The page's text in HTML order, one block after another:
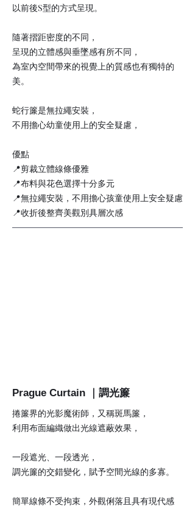
以前後S型的方式呈現。
隨著摺距密度的不同，
呈現的立體感與垂墜感有所不同，
為室內空間帶來的視覺上的質感也有獨特的
美。
蛇行簾是無拉繩安裝，
不用擔心幼童使用上的安全疑慮，
優點
📍剪裁立體線條優雅
📍布料與花色選擇十分多元
📍無拉繩安裝，不用擔心孩童使用上安全疑慮
📍收折後整齊美觀別具層次感
Prague Curtain ｜調光簾
捲簾界的光影魔術師，又稱斑馬簾，
利用布面編織做出光線遮蔽效果，
一段遮光、一段透光，
調光簾的交錯變化，賦予空間光線的多寡。
簡單線條不受拘束，外觀俐落且具有現代感